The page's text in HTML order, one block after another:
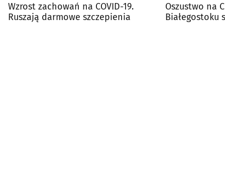
Wzrost zachowań na COVID-19.
Ruszają darmowe szczepienia
Oszustwo na
Białegostoku